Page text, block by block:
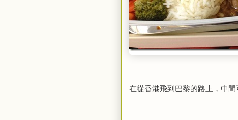
在從香港飛到巴黎的路上，中